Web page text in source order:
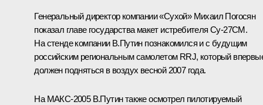
Генеральный директор компании «Сухой» Михаил Погосян
показал главе государства макет истребителя Су-27СМ.
На стенде компании В.Путин познакомился и с будущим
российским региональным самолетом RRJ, который
должен подняться в воздух весной 2007 года.
На МАКС-2005 В.Путин также осмотрел пилотируемый